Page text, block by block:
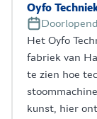
Oyfo
Doorlopend
Het Oyfo
fabriek van
te zien hoe
kunst, hier